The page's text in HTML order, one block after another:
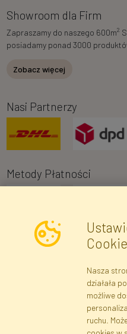
Showroom dla Firm
Zapraszamy do naszego 600m2
posiadamy ponad 3000
Zobacz więcej
Nasi Partnerzy
Metody Płatności
Nasza
działała
możliwe
ruchu.